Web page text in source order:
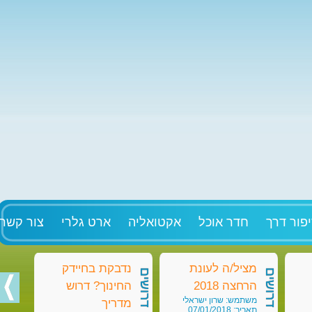
דרך חדר אוכל אקטואליה ארט גלרי צור
מציל/ה לעונת
הרחצה 2018
משתמש: שרון ישראלי
תאריך: 07/01/2018
דרושים
נדבקת בחיידק
החינוך? דרוש
מדריך
דרושים דרושים